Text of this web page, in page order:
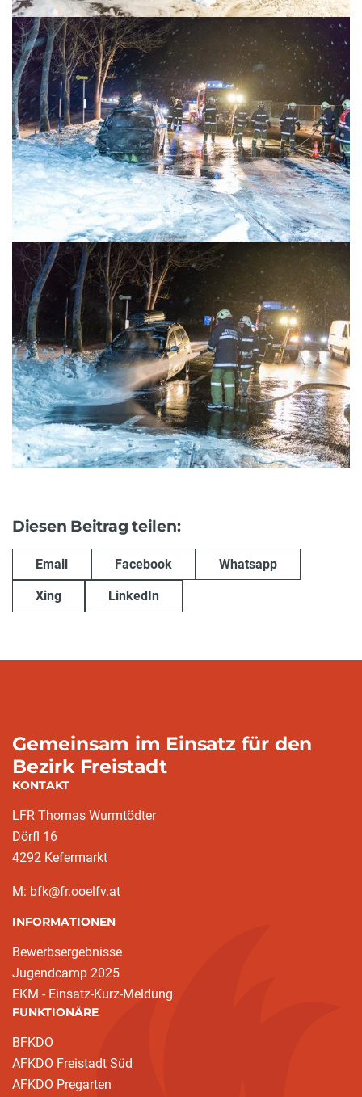
Diesen Beitrag teilen:
Email Facebook Whatsapp
Xing LinkedIn
Gemeinsam im Einsatz für den
Bezirk Freistadt
KONTAKT
LFR Thomas Wurmtödter
Dörfl 16
4292 Kefermarkt
M: bfk@fr.ooelfv.at
INFORMATIONEN
Bewerbsergebnisse
Jugendcamp 2025
EKM - Einsatz-Kurz-Meldung
FUNKTIONÄRE
BFKDO
AFKDO Freistadt Süd
AFKDO Pregarten